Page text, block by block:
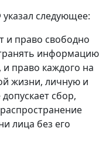
следующее:
и право свободно
информацию
право каждого на
жизни, личную и
сбор,
лица без его